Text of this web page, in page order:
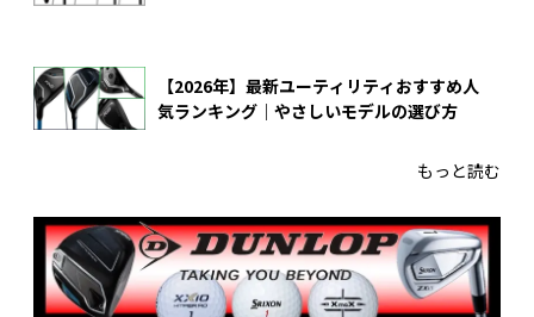
【2026年】最新ユーティリティおすすめ人
気ランキング｜やさしいモデルの選び方
もっと読む